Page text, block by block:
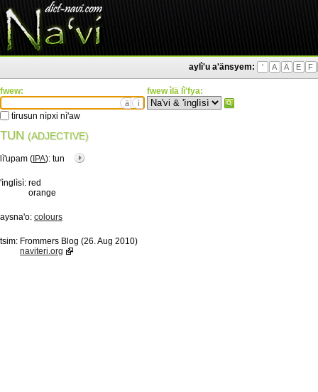
aylì'u a'änsyem: ' A Ä E F
fwew:
ä ì
tìrusun nìpxi nì'aw
fwew ìlä lì'fya:
TUN (ADJECTIVE)
lì'upam ( IPA): tun
'ìnglìsì: red
orange
aysna'o: colours
tsim: Frommers Blog (26. Aug 2010)
naviteri.org